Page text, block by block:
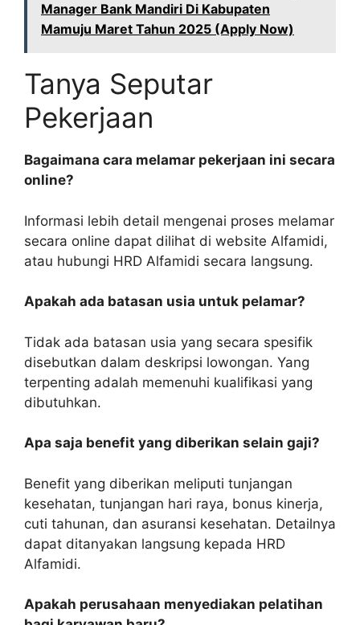
Manager Bank Mandiri Di Kabupaten
Mamuju Maret Tahun 2025 (Apply Now)
Tanya Seputar
Pekerjaan
Bagaimana cara melamar pekerjaan ini secara
online?
Informasi lebih detail mengenai proses melamar
secara online dapat dilihat di website Alfamidi,
atau hubungi HRD Alfamidi secara langsung.
Apakah ada batasan usia untuk pelamar?
Tidak ada batasan usia yang secara spesifik
disebutkan dalam deskripsi lowongan. Yang
terpenting adalah memenuhi kualifikasi yang
dibutuhkan.
Apa saja benefit yang diberikan selain gaji?
Benefit yang diberikan meliputi tunjangan
kesehatan, tunjangan hari raya, bonus kinerja,
cuti tahunan, dan asuransi kesehatan. Detailnya
dapat ditanyakan langsung kepada HRD
Alfamidi.
Apakah perusahaan menyediakan pelatihan